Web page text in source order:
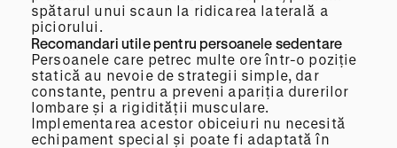
spătarul unui scaun la ridicarea laterală a
piciorului.
Recomandari utile pentru persoanele sedentare
Persoanele care petrec multe ore într-o poziție
statică au nevoie de strategii simple, dar
constante, pentru a preveni apariția durerilor
lombare și a rigidității musculare.
Implementarea acestor obiceiuri nu necesită
echipament special și poate fi adaptată în